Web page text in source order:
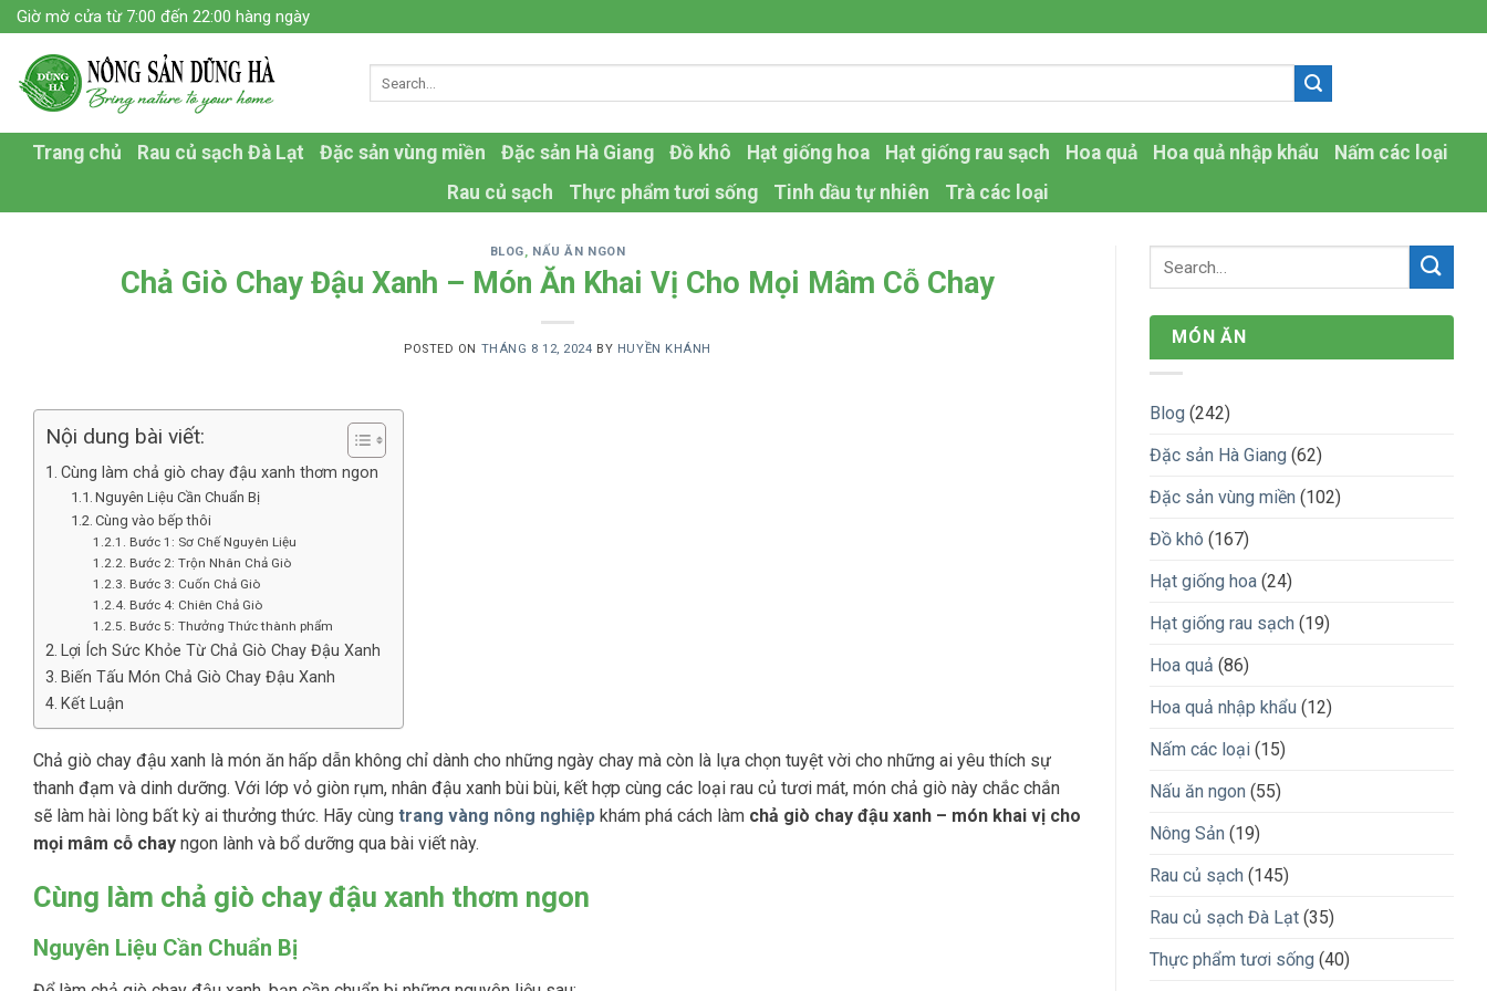
Skip
to
content
Giờ mờ cửa từ 7:00 đến 22:00 hàng ngày
Trang chủ Rau củ sạch Đà Lạt Đặc sản vùng miền Đặc sản Hà Giang Đồ khô Hạt giống hoa Hạt giống rau sạch Hoa quả Hoa quả nhập khẩu
Nấm các loại
Rau củ sạch
Thực phẩm tươi sống Tinh dầu tự nhiên Trà các loại
BLOG, NẤU ĂN NGON
Chả Giò Chay Đậu Xanh – Món Ăn Khai Vị Cho Mọi Mâm Cỗ Chay
POSTED ON THÁNG 8 12, 2024 BY HUYỀN KHÁNH
Nội dung bài viết:
Cùng làm chả giò chay đậu xanh thơm ngon
Nguyên Liệu Cần Chuẩn Bị
Cùng vào bếp thôi
Bước 1: Sơ Chế Nguyên Liệu
Bước 2: Trộn Nhân Chả Giò
Bước 3: Cuốn Chả Giò
Bước 4: Chiên Chả Giò
Bước 5: Thưởng Thức thành phẩm
Lợi Ích Sức Khỏe Từ Chả Giò Chay Đậu Xanh
Biến Tấu Món Chả Giò Chay Đậu Xanh
Kết Luận
Chả giò chay đậu xanh là món ăn hấp dẫn không chỉ dành cho những ngày chay mà còn là lựa chọn tuyệt vời cho những ai yêu thích sự
thanh đạm và dinh dưỡng. Với lớp vỏ giòn rụm, nhân đậu xanh bùi bùi, kết hợp cùng các loại rau củ tươi mát, món chả giò này chắc chắn
sẽ làm hài lòng bất kỳ ai thưởng thức. Hãy cùng trang vàng nông nghiệp khám phá cách làm chả giò chay đậu xanh – món khai vị cho
mọi mâm cỗ chay ngon lành và bổ dưỡng qua bài viết này.
Cùng làm chả giò chay đậu xanh thơm ngon
Nguyên Liệu Cần Chuẩn Bị
MÓN ĂN
Blog (242)
Đặc sản Hà Giang (62)
Đặc sản vùng miền (102)
Đồ khô (167)
Hạt giống hoa (24)
Hạt giống rau sạch (19)
Hoa quả (86)
Hoa quả nhập khẩu (12)
Nấm các loại (15)
Nấu ăn ngon (55)
Nông Sản (19)
Rau củ sạch (145)
Rau củ sạch Đà Lạt (35)
Thực phẩm tươi sống (40)